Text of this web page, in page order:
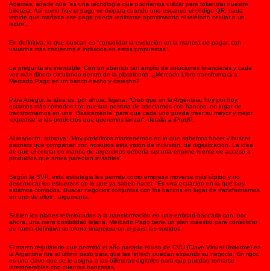
Además, añade que “es una tecnología que podríamos utilizar para tokenizar nuestra
billetera. Así como hoy el pago se dispara cuando uno escanea el código QR, nada
impide que mañana ese pago pueda realizarse aproximando el teléfono celular a un
lector”.
En definitiva, lo que buscan es “consolidar la evolución en la manera de pagar, con
usuarios más contentos e incluidos en estas propuestas”.
La pregunta es inevitable. Con un abanico tan amplio de soluciones financieras y cada
vez más dinero circulando dentro de la plataforma, ¿Mercado Libre transformará a
Mercado Pago en un banco hecho y derecho?
Para Arregui, la idea es, por ahora, lejana. “Creo que en la Argentina, hoy por hoy,
estamos más cómodos con nuestra postura de asociarnos con bancos, en lugar de
transformarnos en uno. Básicamente, para que cada uno pueda traer su mayor y mejor
‘expertise’ a los productos que queremos lanzar”, detalla a iProUP.
Al respecto, subraya: “Hoy preferimos mantenernos en lo que sabemos hacer y buscar
partners que compartan con nosotros esta visión de inclusión, de digitalización. La idea
de que el celular en manos de argentinos debería ser una enorme fuente de acceso a
productos que antes parecían inviables”.
Según la SVP, esta estrategia les permite como empresa moverse más rápido y no
desenfocar los esfuerzos en lo que ya saben hacer. “Es una ecuación en la que hoy
estamos cómodos. Buscar negocios conjuntos con los bancos en lugar de transformarnos
en uno de ellos”, argumenta.
Si bien los planes relacionados a la transformación en una entidad bancaria son, por
ahora, una mera posibilidad lejana, Mercado Pago tiene un plan maestro para consolidar
de forma definitiva su oferta financiera en el país: los sueldos.
El marco regulatorio que permitió el año pasado el uso de CVU (Clave Virtual Uniforme) en
la Argentina fue el último paso para que las fintech puedan expandir su negocio. En rigor,
es una clave que se le asigna a las billeteras digitales para que puedan tornarse
interoperables con cuentas bancarias.